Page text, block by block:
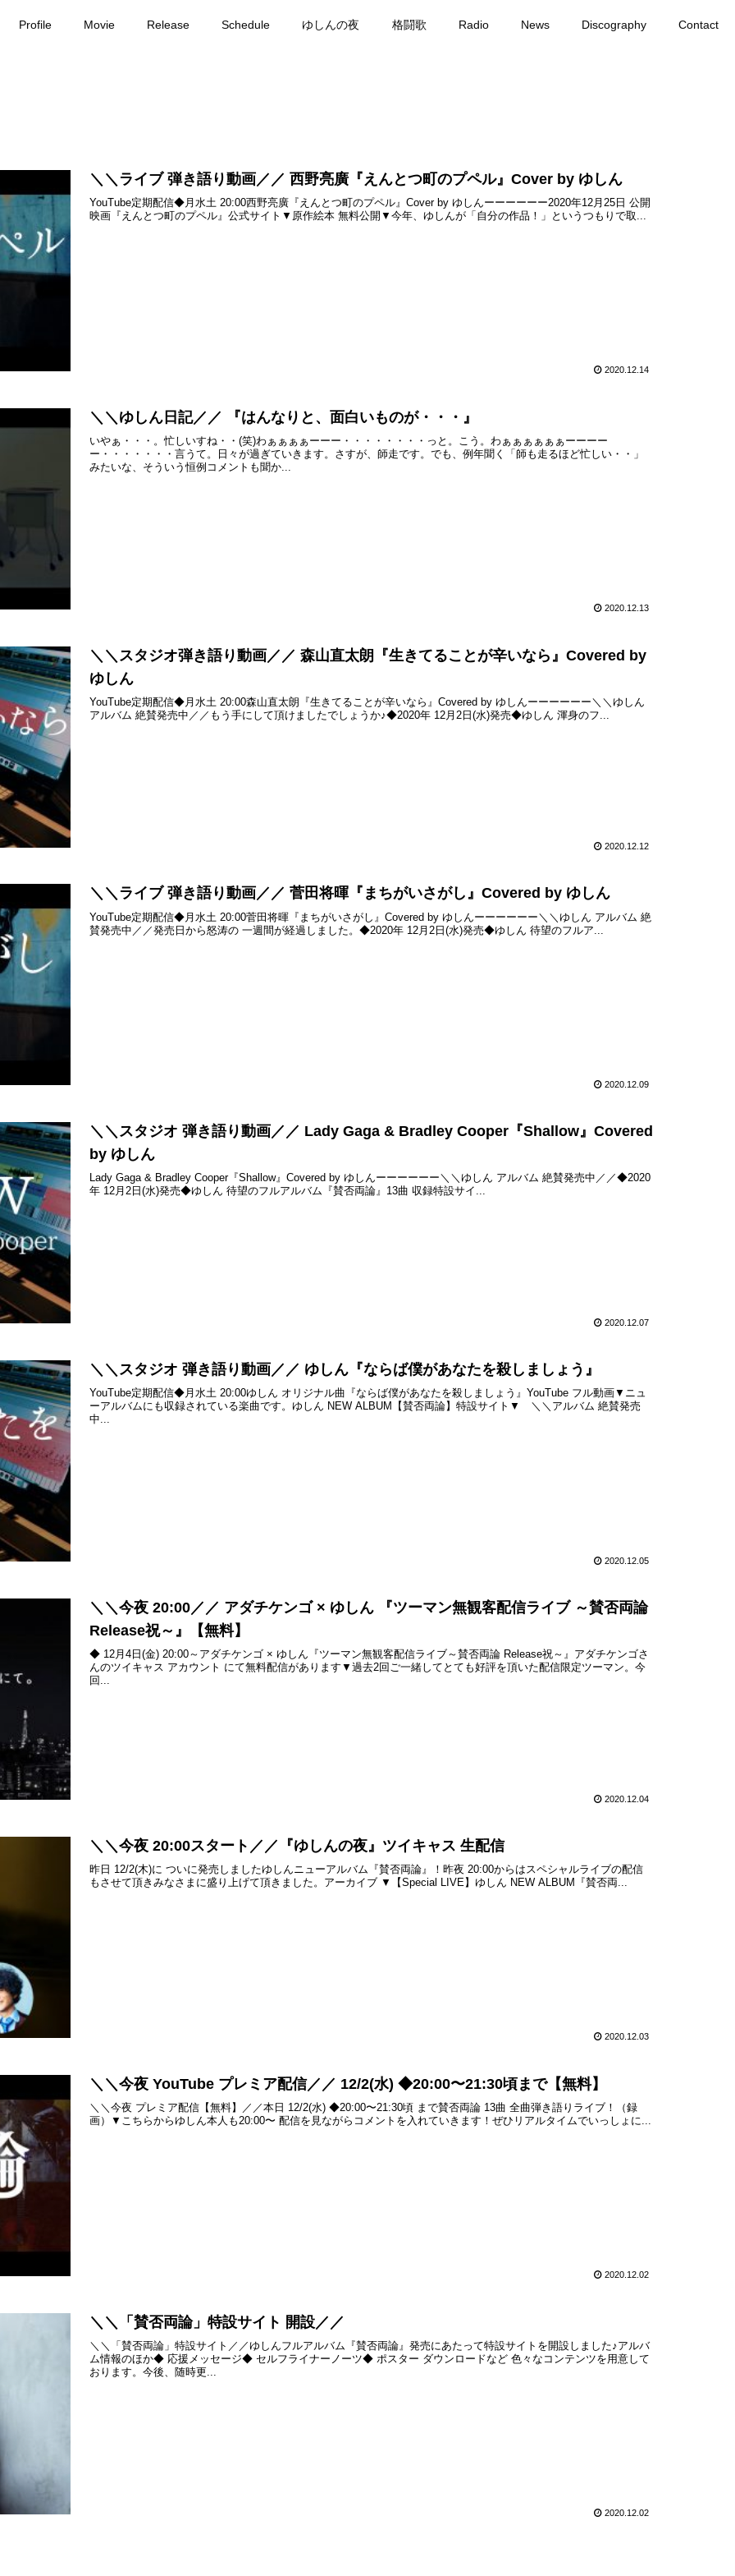
Profile Movie Release Schedule ゆしんの夜 格闘歌 Radio News Discography Contact
＼＼ライブ 弾き語り動画／／ 西野亮廣『えんとつ町のプペル』Cover by ゆしん
YouTube定期配信◆月水土 20:00西野亮廣『えんとつ町のプペル』Cover by ゆしんーーーーーー2020年12月25日 公開
映画『えんとつ町のプペル』公式サイト▼原作絵本 無料公開▼今年、ゆしんが「自分の作品！」というつもりで取...
2020.12.14
＼＼ゆしん日記／／ 『はんなりと、面白いものが・・・』
いやぁ・・・。忙しいすね・・(笑)わぁぁぁぁーーー・・・・・・・・っと。こう。わぁぁぁぁぁぁーーーー
ー・・・・・・・言うて。日々が過ぎていきます。さすが、師走です。でも、例年聞く「師も走るほど忙しい・・」
みたいな、そういう恒例コメントも聞か...
2020.12.13
＼＼スタジオ弾き語り動画／／ 森山直太朗『生きてることが辛いなら』Covered by
ゆしん
YouTube定期配信◆月水土 20:00森山直太朗『生きてることが辛いなら』Covered by ゆしんーーーーーー＼＼ゆしん
アルバム 絶賛発売中／／もう手にして頂けましたでしょうか♪◆2020年 12月2日(水)発売◆ゆしん 渾身のフ...
2020.12.12
＼＼ライブ 弾き語り動画／／ 菅田将暉『まちがいさがし』Covered by ゆしん
YouTube定期配信◆月水土 20:00菅田将暉『まちがいさがし』Covered by ゆしんーーーーーー＼＼ゆしん アルバム 絶
賛発売中／／発売日から怒涛の 一週間が経過しました。◆2020年 12月2日(水)発売◆ゆしん 待望のフルア...
2020.12.09
＼＼スタジオ 弾き語り動画／／ Lady Gaga & Bradley Cooper『Shallow』Covered
by ゆしん
Lady Gaga & Bradley Cooper『Shallow』Covered by ゆしんーーーーーー＼＼ゆしん アルバム 絶賛発売中／／◆2020
年 12月2日(水)発売◆ゆしん 待望のフルアルバム『賛否両論』13曲 収録特設サイ...
2020.12.07
＼＼スタジオ 弾き語り動画／／ ゆしん『ならば僕があなたを殺しましょう』
YouTube定期配信◆月水土 20:00ゆしん オリジナル曲『ならば僕があなたを殺しましょう』YouTube フル動画▼ニュ
ーアルバムにも収録されている楽曲です。ゆしん NEW ALBUM【賛否両論】特設サイト▼ ＼＼アルバム 絶賛発売
中...
2020.12.05
＼＼今夜 20:00／／ アダチケンゴ × ゆしん 『ツーマン無観客配信ライブ ～賛否両論
Release祝～』【無料】
◆ 12月4日(金) 20:00～アダチケンゴ × ゆしん『ツーマン無観客配信ライブ～賛否両論 Release祝～』アダチケンゴさ
んのツイキャス アカウント にて無料配信があります▼過去2回ご一緒してとても好評を頂いた配信限定ツーマン。今
回...
2020.12.04
＼＼今夜 20:00スタート／／『ゆしんの夜』ツイキャス 生配信
昨日 12/2(木)に ついに発売しましたゆしんニューアルバム『賛否両論』！昨夜 20:00からはスペシャルライブの配信
もさせて頂きみなさまに盛り上げて頂きました。アーカイブ ▼【Special LIVE】ゆしん NEW ALBUM『賛否両...
2020.12.03
＼＼今夜 YouTube プレミア配信／／ 12/2(水) ◆20:00〜21:30頃まで【無料】
＼＼今夜 プレミア配信【無料】／／本日 12/2(水) ◆20:00〜21:30頃 まで賛否両論 13曲 全曲弾き語りライブ！（録
画）▼こちらからゆしん本人も20:00〜 配信を見ながらコメントを入れていきます！ぜひリアルタイムでいっしょに...
2020.12.02
＼＼「賛否両論」特設サイト 開設／／
＼＼「賛否両論」特設サイト／／ゆしんフルアルバム『賛否両論』発売にあたって特設サイトを開設しました♪アルバ
ム情報のほか◆ 応援メッセージ◆ セルフライナーノーツ◆ ポスター ダウンロードなど 色々なコンテンツを用意して
おります。今後、随時更...
2020.12.02